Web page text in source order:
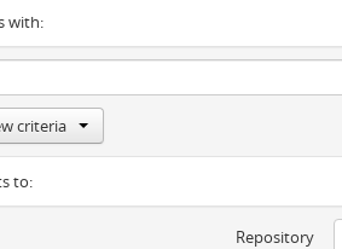
with:
criteria
to:
Repository